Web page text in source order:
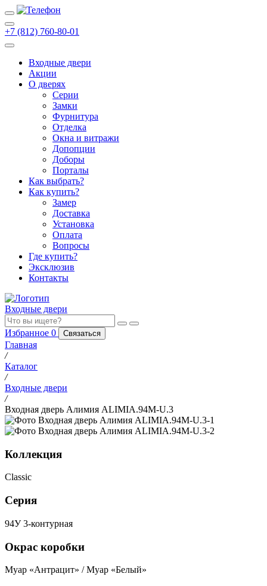
+7 (812) 760-80-01
Входные двери
Акции
О дверях
Cерии
Замки
Фурнитура
Отделка
Окна и витражи
Допопции
Доборы
Порталы
Как выбрать?
Как купить?
Замер
Доставка
Установка
Оплата
Вопросы
Где купить?
Эксклюзив
Контакты
Входные двери
Избранное 0 Связаться
Главная
/
Каталог
/
Входные двери
/
Входная дверь Алимия ALIMIA.94M-U.3
Коллекция
Classic
Серия
94У 3-контурная
Окрас коробки
Муар «Антрацит» / Муар «Белый»